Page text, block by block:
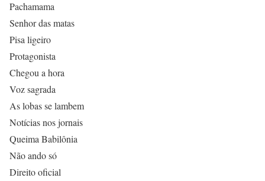
Pachamama
Senhor das matas
Pisa ligeiro
Protagonista
Chegou a hora
Voz sagrada
As lobas se lambem
Notícias nos jornais
Queima Babilônia
Não ando só
Direito oficial